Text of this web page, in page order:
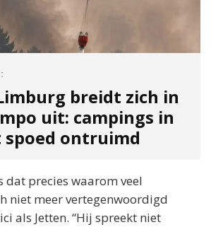
breidt zich in
uit: campings in
spoed ontruimd
dat precies waarom veel
niet meer vertegenwoordigd
als Jetten. “Hij spreekt niet